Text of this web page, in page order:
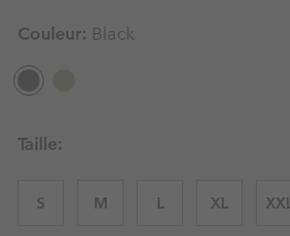
Couleur: Black
Taille:
S M L XL XXL